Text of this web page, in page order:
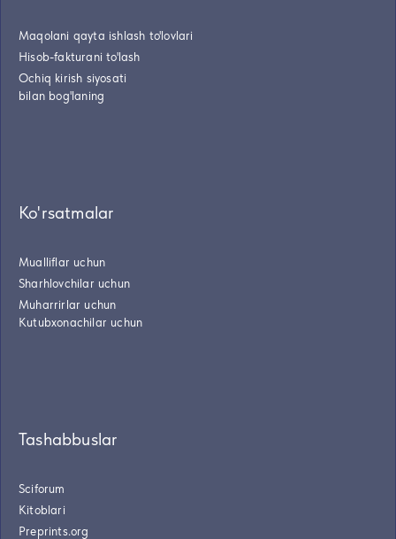
Maqolani qayta ishlash to'lovlari
Hisob-fakturani to'lash
Ochiq kirish siyosati
bilan bog'laning
Ko'rsatmalar
Mualliflar uchun
Sharhlovchilar uchun
Muharrirlar uchun
Kutubxonachilar uchun
Tashabbuslar
Sciforum
Kitoblari
Preprints.org